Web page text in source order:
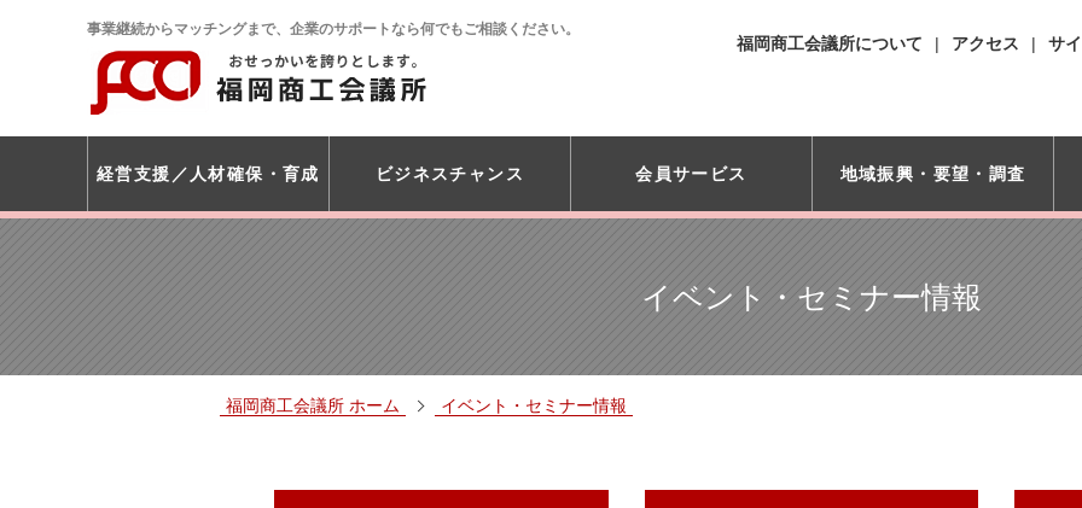
事業継続からマッチングまで、企業のサポートなら何でもご相談ください。
福岡商工会議所について アクセス サ
経営支援 人材確保・育成 ビジネスチャンス 会員サービス 地域振興・ 要望・調査
イベント・セミナー情報
福岡商工会議所 ホーム イベント・セミナー情報